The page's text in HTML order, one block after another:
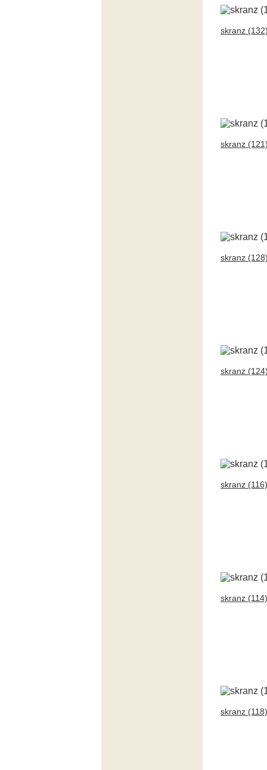
skranz
skranz
skranz
skranz
skranz (116)
skranz (114)
skranz (118)